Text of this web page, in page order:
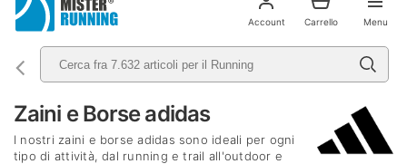
Menu
Carrello
Account
Zaini e Borse adidas
I nostri zaini e borse adidas sono ideali per ogni
tipo di attività, dal running e trail all'outdoor e